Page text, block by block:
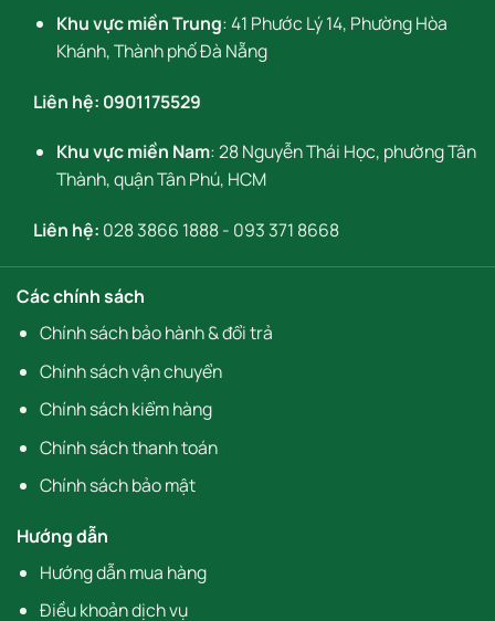
Khu vực miền Trung: 41 Phước Lý 14, Phường Hòa
Khánh, Thành phố Đà Nẵng
Liên hệ: 0901175529
Khu vực miền Nam: 28 Nguyễn Thái Học, phường Tân
Thành, quận Tân Phú, HCM
Liên hệ: 028 3866 1888- 093 371 8668
Các chính sách
Chính sách bảo hành & đổi trả
Chính sách vận chuyển
Chính sách kiểm hàng
Chính sách thanh toán
Chính sách bảo mật
Hướng dẫn
Hướng dẫn mua hàng
Điều khoản dịch vụ